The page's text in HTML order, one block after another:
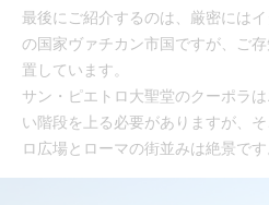
最後にご紹介するのは、厳密には
の国家ヴァチカン市国ですが、ご
置しています。
サン・ピエトロ大聖堂のクーポラ
い階段を上る必要がありますが、
ロ広場とローマの街並みは絶景です